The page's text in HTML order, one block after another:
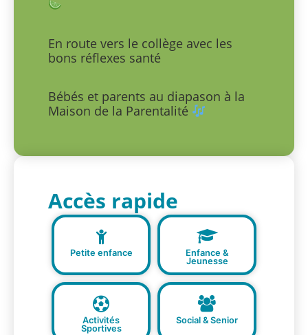
En route vers le collège avec les
bons réflexes santé
Bébés et parents au diapason à la
Maison de la Parentalité
Accès rapide
Petite enfance
Enfance &
Jeunesse
Activités
Sportives
Social & Senior